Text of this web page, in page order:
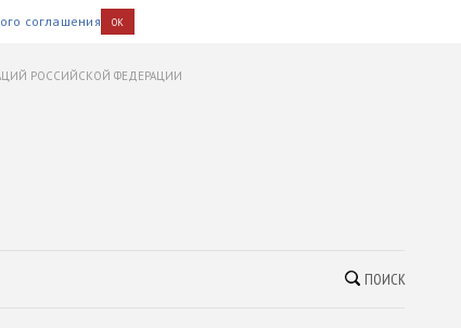
соглашения OK
РОССИЙСКОЙ ФЕДЕРАЦИИ
ПОИСК